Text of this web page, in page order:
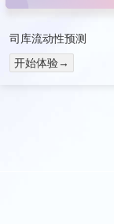
司库流动性预测
开始体验→